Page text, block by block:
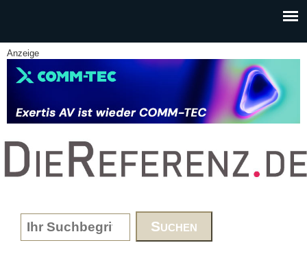
Anzeige
www.DieReferenz.de
Search form